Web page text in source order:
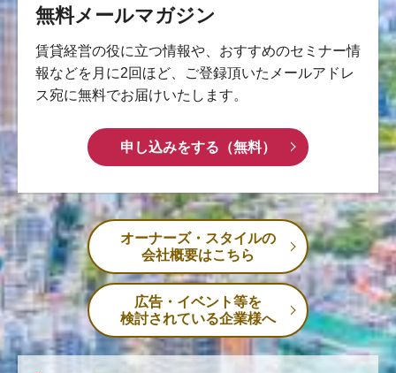
無料メールマガジン
賃貸経営の役に立つ情報や、おすすめのセミナー情
報などを月に2回ほど、ご登録頂いたメールアドレ
ス宛に無料でお届けいたします。
申し込みをする（無料）
オーナーズ・スタイルの
会社概要はこちら
広告・イベント等を
検討されている企業様へ